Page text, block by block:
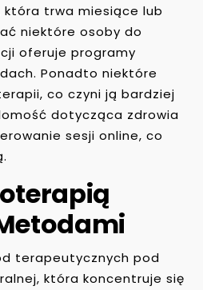
która trwa miesiące lub
niektóre osoby do
oferuje programy
Ponadto niektóre
co czyni ją bardziej
dotycząca zdrowia
sesji online, co
terapeutycznych pod
która koncentruje się